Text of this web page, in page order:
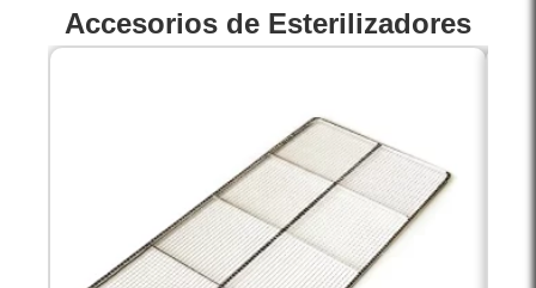
Accesorios de Esterilizadores